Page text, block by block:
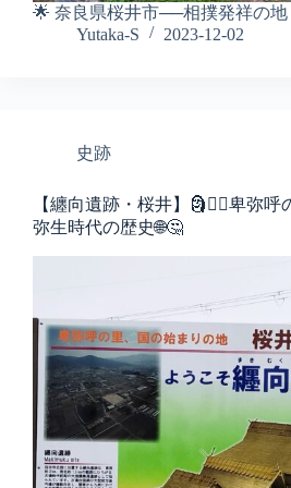
🌟 奈良県桜井市──相撲発祥の
Yutaka-S
2023-12-02
史跡
【纏向遺跡・桜井】🗿🕵️‍♂️卑弥呼
弥生時代の歴史🌐🤔